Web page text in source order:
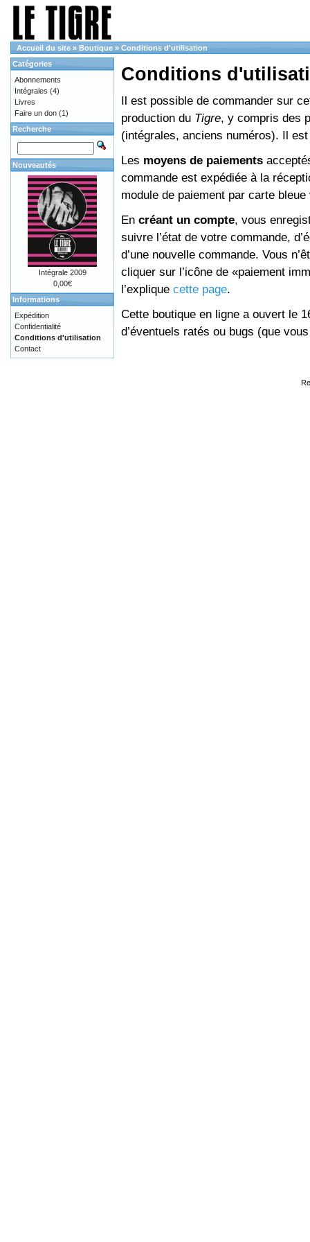
Accueil du site » Boutique » Conditions d'utilisation
Conditions
Il est possible de commander sur
production du Tigre, y compris des
(intégrales, anciens numéros). Il
Les moyens de paiements
commande est expédiée à la
module de paiement par carte
En créant un compte, vous
suivre l’état de votre commande,
d’une nouvelle commande. Vous
cliquer sur l’icône de «paiement
l’explique cette page.
Cette boutique en ligne a ouvert le
d’éventuels ratés ou bugs (que
Catégories
Abonnements
Intégrales (4)
Livres
Faire un don (1)
Recherche
Nouveautés
Intégrale 2009
0,00€
Informations
Expédition
Confidentialité
Conditions d'utilisation
Contact